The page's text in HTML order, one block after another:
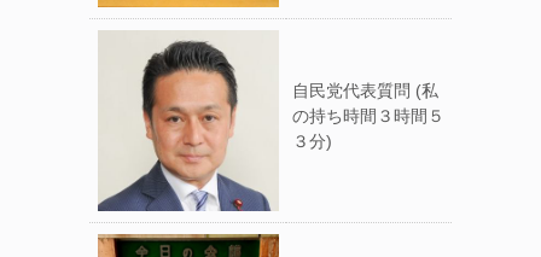
自民党代表質問 (私
の持ち時間３時間５
３分)